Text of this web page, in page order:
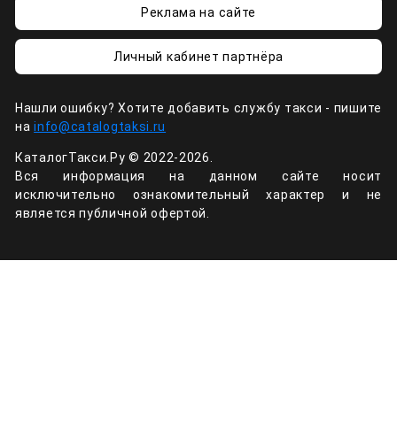
Реклама на сайте
Личный кабинет партнёра
Нашли ошибку? Хотите добавить службу такси - пишите
наinfo@catalogtaksi.ru
КаталогТакси.Ру © 2022-2026.
Вся информация на данном сайте носит
исключительно ознакомительный характер и не
является публичной офертой.